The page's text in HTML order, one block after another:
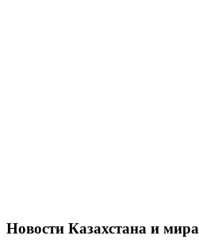
Новости Казахстана и мира